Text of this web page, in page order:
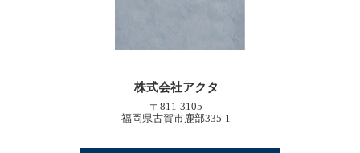
株式会社アクタ
〒811-3105
福岡県古賀市鹿部335-1